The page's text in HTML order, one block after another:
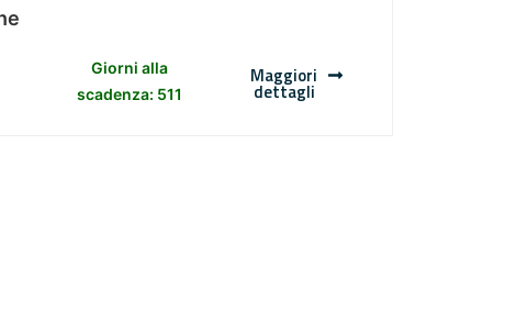
Giorni alla
scadenza: 511
Maggiori
dettagli